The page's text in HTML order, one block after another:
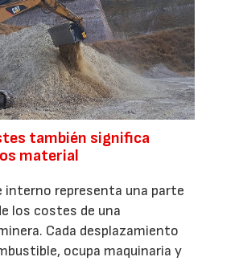
también significa
material
interno representa una parte
los costes de una
Cada desplazamiento
ocupa maquinaria y